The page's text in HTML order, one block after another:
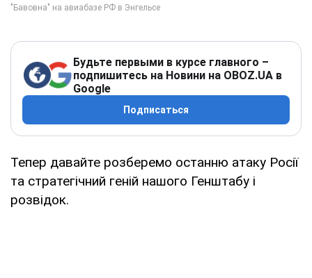
Будьте первыми в курсе главного –
подпишитесь на Новини на OBOZ.UA в
Google
Подписаться
Тепер давайте розберемо останню атаку Росії
та стратегічний геній нашого Генштабу і
розвідок.